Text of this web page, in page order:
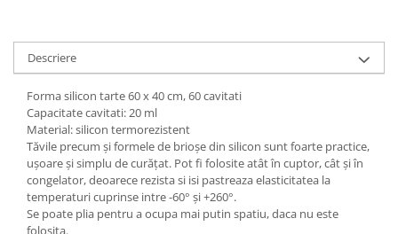
Caramelizator
Masina de Injectat Crema
Palnie/Utilaje Dozare
Pulverizatoare
Utilaje pentru Intins Aluat/fondant
Matrice Patiserie
Forme Briose
Forme Metal
Descriere
Forma silicon tarte 60 x 40 cm, 60 cavitati
Capacitate cavitati: 20 ml
Material: silicon termorezistent
Tăvile precum și formele de brioșe din silicon sunt foarte practice,
ușoare și simplu de curățat. Pot fi folosite atât în cuptor, cât și în
congelator, deoarece rezista si isi pastreaza elasticitatea la
temperaturi cuprinse intre -60° și +260°.
Se poate plia pentru a ocupa mai putin spatiu, daca nu este